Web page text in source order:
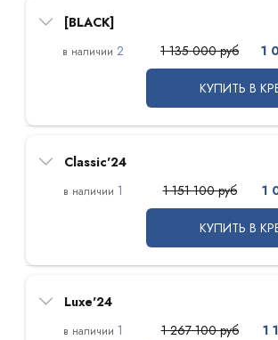
[BLACK]
2
1 135 000 руб 1
КУПИТЬ В
Classic'24
1
1 151 100 руб 1
КУПИТЬ В
Luxe'24
1
1 267 100 руб 1